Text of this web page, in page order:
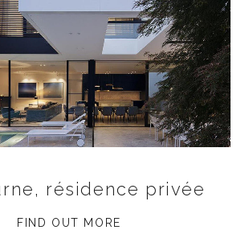
résidence privée
FIND OUT MORE